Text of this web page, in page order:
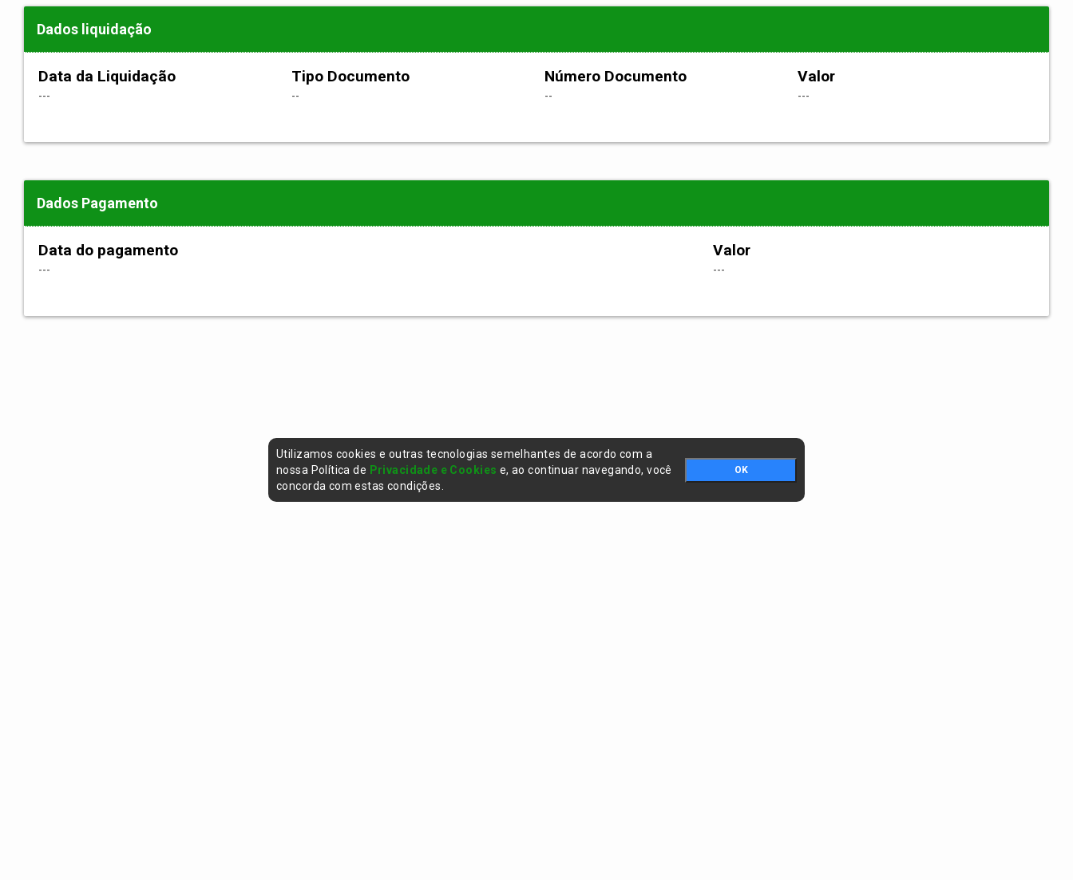
Dados liquidação
Data da Liquidação
---
Tipo Documento
--
Número Documento
--
Valor
---
Dados Pagamento
Data do pagamento
---
Valor
---
Utilizamos cookies e outras tecnologias semelhantes de acordo com a
nossa Política de Privacidade e Cookies e, ao continuar navegando, você
concorda com estas condições.
OK